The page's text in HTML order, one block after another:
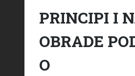
PRINCIPI I
OBRADE
O